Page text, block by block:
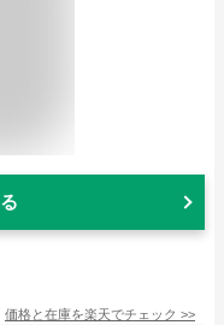
価格と在庫を楽天でチェック >>